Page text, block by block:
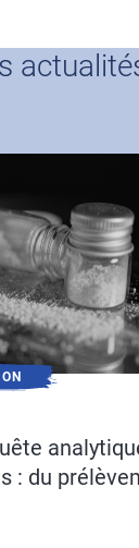
: du